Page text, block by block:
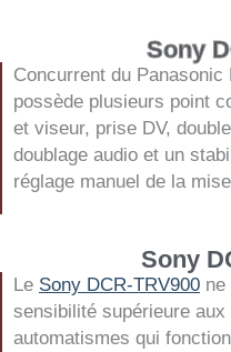
Sony
Concurrent du Panasonic
possède plusieurs point
et viseur, prise DV,
doublage audio et un
réglage manuel de la
Sony
Le Sony DCR-TRV900 ne
sensibilité supérieure
automatismes qui